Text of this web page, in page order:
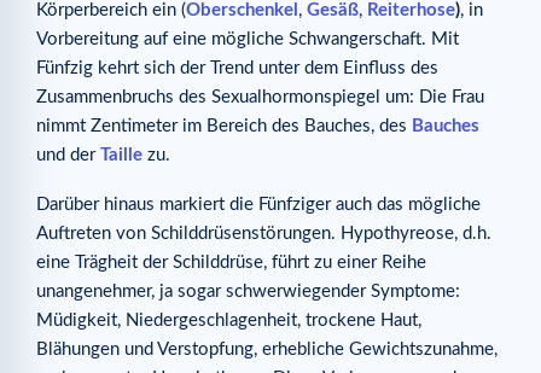
Körperbereich ein (Oberschenkel , Gesäß, Reiterhose), in
Vorbereitung auf eine mögliche Schwangerschaft. Mit
Fünfzig kehrt sich der Trend unter dem Einfluss des
Zusammenbruchs des Sexualhormonspiegel um: Die Frau
nimmt Zentimeter im Bereich des Bauches, des Bauches
und der Taille zu.
Darüber hinaus markiert die Fünfziger auch das mögliche
Auftreten von Schilddrüsenstörungen. Hypothyreose, d.h.
eine Trägheit der Schilddrüse, führt zu einer Reihe
unangenehmer, ja sogar schwerwiegender Symptome:
Müdigkeit, Niedergeschlagenheit, trockene Haut,
Blähungen und Verstopfung, erhebliche Gewichtszunahme,